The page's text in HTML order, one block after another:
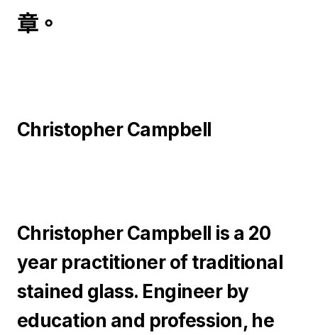
章。
Christopher Campbell
Christopher Campbell is a 20
year practitioner of traditional
stained glass. Engineer by
education and profession, he